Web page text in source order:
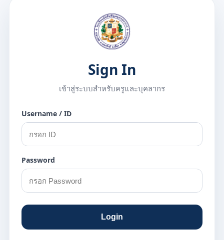
Sign In
เข้าสู่ระบบสำหรับครูและบุคลากร
Username / ID
Password
Login